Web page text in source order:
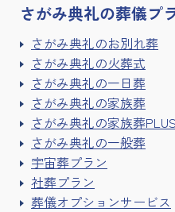
さがみ典礼の葬儀プ
さがみ典礼のお別れ葬
さがみ典礼の火葬式
さがみ典礼の一日葬
さがみ典礼の家族葬
さがみ典礼の家族葬
さがみ典礼の一般葬
宇宙葬プラン
社葬プラン
葬儀オプションサービス